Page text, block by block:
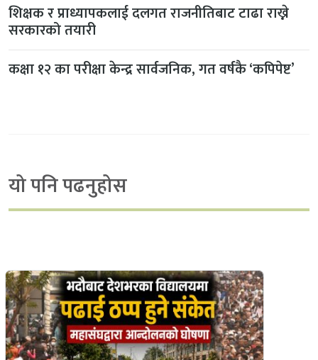
शिक्षक र प्राध्यापकलाई दलगत राजनीतिबाट टाढा राख्ने
सरकारको तयारी
कक्षा १२ का परीक्षा केन्द्र सार्वजनिक, गत वर्षकै ‘कपिपेष्ट’
यो पनि पढनुहोस